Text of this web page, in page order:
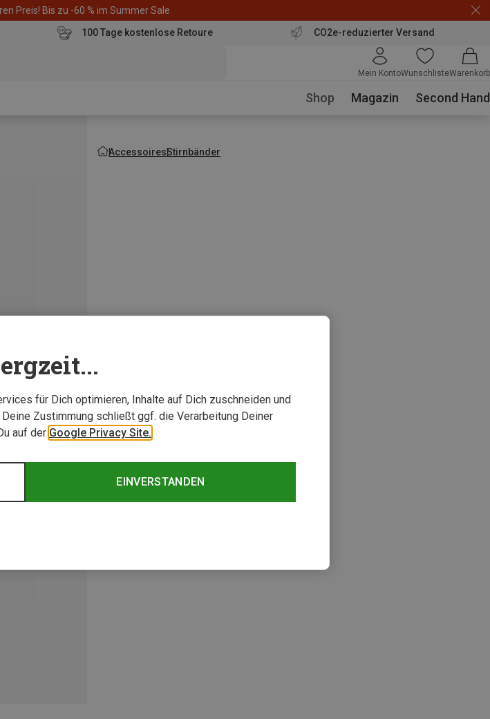
Preis! Bis zu -60 % im Summer Sale
100 Tage kostenlose Retoure CO2e-reduzierter Versand
Mein KontoWunschlisteWarenkorb
Shop Magazin Second Hand
AccessoiresStirnbänder
für Dich optimieren, Inhalte auf Dich zuschneiden und
Zustimmung schließt ggf. die Verarbeitung Deiner
auf der Google Privacy Site.
EINVERSTANDEN